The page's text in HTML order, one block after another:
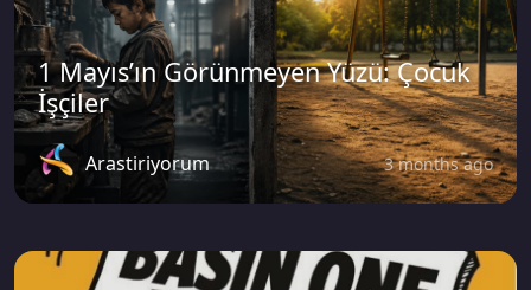
1 Mayıs’ın Görünmeyen Yüzü: Çocuk
İşçiler
Arastiriyorum 3 months ago